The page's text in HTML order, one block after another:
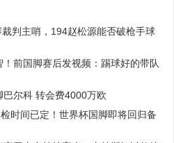
判主哨，194赵松源能否破枪手球
前国脚赛后发视频：踢球好的带队
尔科 转会费4000万欧
时间已定！世界杯国脚即将回归备